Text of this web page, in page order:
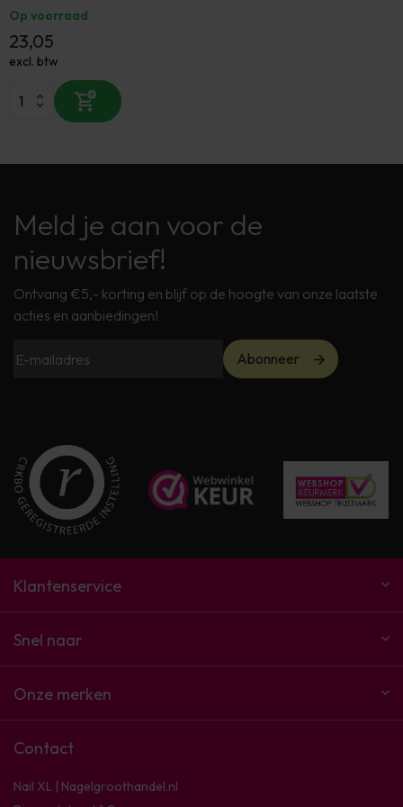
Op voorraad
23,05
excl. btw
Meld je aan voor de
nieuwsbrief!
Ontvang €5,- korting en blijf op de hoogte van onze laatste
acties en aanbiedingen!
Abonneer
Klantenservice
Snel naar
Onze merken
Contact
Nail XL | Nagelgroothandel.nl